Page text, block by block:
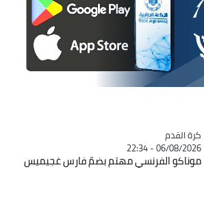
Catégorie
كرة القدم
06/08/2026 - 22:34
موناكو الفرنسي مهتم بضمّ فارس غجيميس